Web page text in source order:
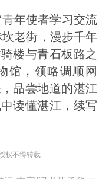
年使者学习交流
老街，漫步千年
楼与青石板路之
馆，领略调顺网
品尝地道的湛江
读懂湛江，续写
权不得转载